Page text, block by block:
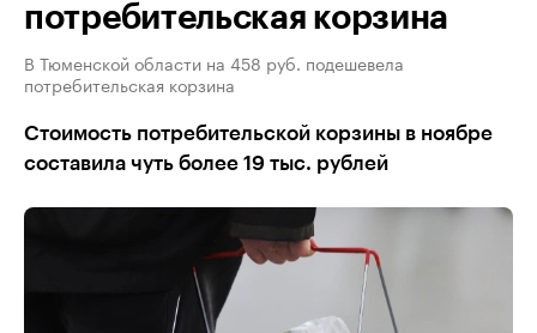
потребительская корзина
В Тюменской области на 458 руб. подешевела
потребительская корзина
Стоимость потребительской корзины в ноябре
составила чуть более 19 тыс. рублей